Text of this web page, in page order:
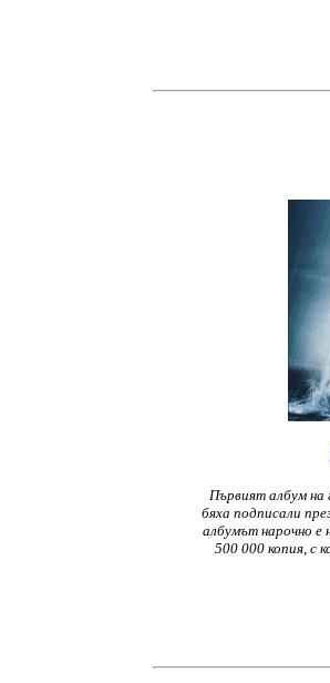
Първият албум на
бяха подписали
албумът нарочно е
500 000 копия, с